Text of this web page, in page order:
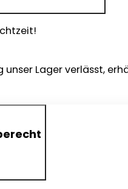
unser Lager verlässt,